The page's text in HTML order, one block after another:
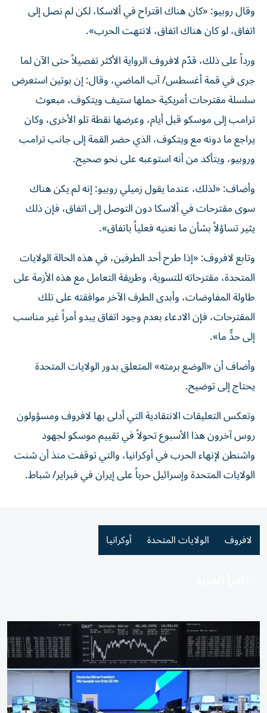
وقال روبيو: «كان هناك اقتراح في ألاسكا، لكن لم نصل إلى
اتفاق، لو كان هناك اتفاق، لانتهت الحرب».
ورداً على ذلك، قدّم لافروف الرواية الأكثر تفصيلاً حتى الآن لما
جرى في قمة أغسطس/ آب الماضي، وقال: إن بوتين استعرض
سلسلة مقترحات أمريكية حملها ستيف ويتكوف، مبعوث
ترامب إلى موسكو قبل أيام، وعرضها نقطة تلو الأخرى، وكان
يراجع ما دونه مع ويتكوف، الذي حضر القمة إلى جانب ترامب
وروبيو، ويتأكد من أنه استوعبه على نحو صحيح.
وأضاف: «لذلك، عندما يقول زميلي روبيو: إنه لم يكن هناك
سوى مقترحات في ألاسكا دون التوصل إلى اتفاق، فإن ذلك
يثير تساؤلاً بشأن ما نعنيه فعلياً باتفاق».
وتابع لافروف: «إذا طرح أحد الطرفين، في هذه الحالة الولايات
المتحدة، مقترحاته للتسوية، وطريقة التعامل مع هذه الأزمة على
طاولة المفاوضات، وأبدى الطرف الآخر موافقته على تلك
المقترحات، فإن الادعاء بعدم وجود اتفاق يبدو أمراً غير مناسب
إلى حدٍّ ما».
وأضاف أن «الوضع برمته» المتعلق بدور الولايات المتحدة
يحتاج إلى توضيح.
وتعكس التعليقات الانتقادية التي أدلى بها لافروف ومسؤولون
روس آخرون هذا الأسبوع تحولاً في تقييم موسكو لجهود
واشنطن لإنهاء الحرب في أوكرانيا، والتي توقفت منذ أن شنت
الولايات المتحدة وإسرائيل حرباً على إيران في فبراير/ شباط.
لافروف الولايات المتحدة أوكرانيا